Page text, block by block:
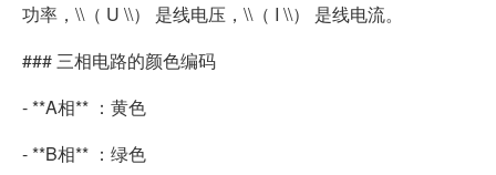
功率，\\（ U \\） 是线电压，\\（ I \\） 是线电流。
### 三相电路的颜色编码
- **A相** ：黄色
- **B相** ：绿色